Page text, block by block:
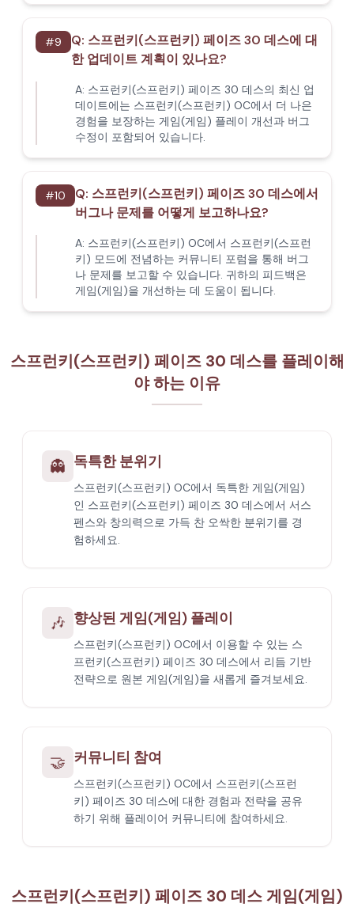
#9 Q: 스프런키(스프런키) 페이즈 30 데스에 대
한 업데이트 계획이 있나요?
A: 스프런키(스프런키) 페이즈 30 데스의 최신 업
데이트에는 스프런키(스프런키) OC에서 더 나은
경험을 보장하는 게임(게임) 플레이 개선과 버그
수정이 포함되어 있습니다.
#10 Q: 스프런키(스프런키) 페이즈 30 데스에서
버그나 문제를 어떻게 보고하나요?
A: 스프런키(스프런키) OC에서 스프런키(스프런
키) 모드에 전념하는 커뮤니티 포럼을 통해 버그
나 문제를 보고할 수 있습니다. 귀하의 피드백은
게임(게임)을 개선하는 데 도움이 됩니다.
스프런키(스프런키) 페이즈 30 데스를 플레이해
야 하는 이유
👻 독특한 분위기
스프런키(스프런키) OC에서 독특한 게임(게임)
인 스프런키(스프런키) 페이즈 30 데스에서 서스
펜스와 창의력으로 가득 찬 오싹한 분위기를 경
험하세요.
🎶 향상된 게임(게임) 플레이
스프런키(스프런키) OC에서 이용할 수 있는 스
프런키(스프런키) 페이즈 30 데스에서 리듬 기반
전략으로 원본 게임(게임)을 새롭게 즐겨보세요.
🤝 커뮤니티 참여
스프런키(스프런키) OC에서 스프런키(스프런
키) 페이즈 30 데스에 대한 경험과 전략을 공유
하기 위해 플레이어 커뮤니티에 참여하세요.
스프런키(스프런키) 페이즈 30 데스 게임(게임)